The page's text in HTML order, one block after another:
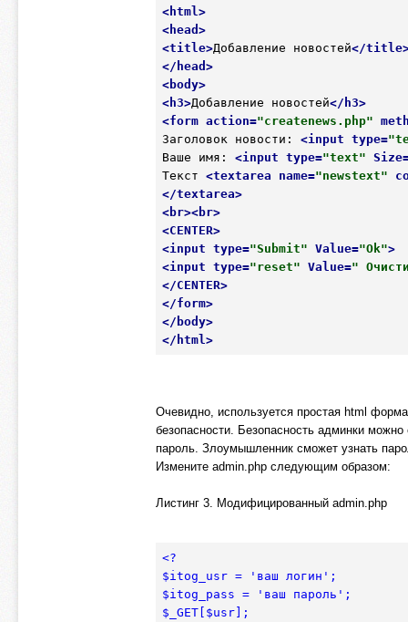
<html >
<head >
<title>Добавление новостей</title
</ head >
<body>
<h3>Добавление новостей</ h3>
<form action="createnews.php"
Заголовок новости: <input type=
Ваше имя: <input type="text" Size
Текст <textarea name="newstext"
</textarea>
<br><br>
<CENTER>
<input type="Submit" Value="Ok">
<input type="reset" Value="
</CENTER>
</form>
</ body>
</ html >
Очевидно, используется простая html
безопасности. Безопасность админки
пароль. Злоумышленник сможет узнать
Измените admin.php следующим образом:
Листинг 3. Модифицированный admin.php
<?
$itog_usr = 'ваш логин';
$itog_pass = 'ваш пароль';
$_GET[$usr];